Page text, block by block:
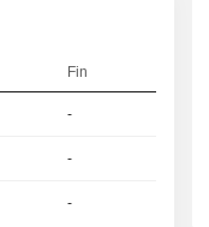
Fin
-
-
-